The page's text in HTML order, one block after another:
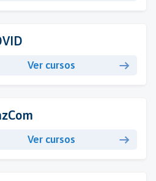
Ver cursos
Ver cursos